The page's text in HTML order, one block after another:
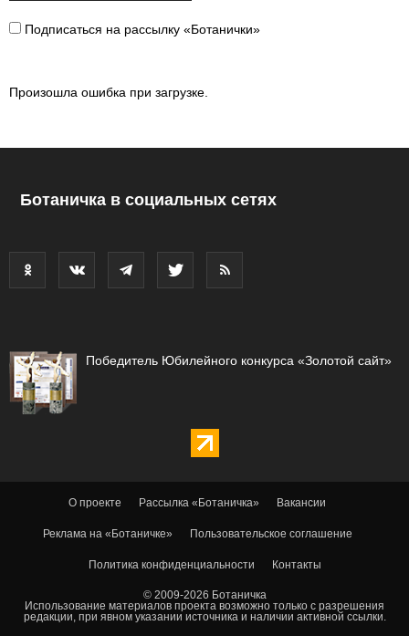
Подписаться на рассылку «Ботанички»
Произошла ошибка при загрузке.
Ботаничка в социальных сетях
Победитель Юбилейного конкурса «Золотой сайт»
О проекте Рассылка «Ботаничка» Вакансии
Реклама на «Ботаничке» Пользовательское соглашение
Политика конфиденциальности Контакты
© 2009-2026 Ботаничка
Использование материалов проекта возможно только с разрешения
редакции, при явном указании источника и наличии активной ссылки.